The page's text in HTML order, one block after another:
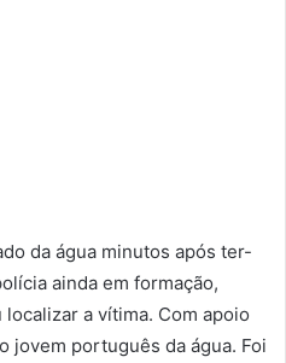
da água minutos após ter-
ainda em formação,
a vítima. Com apoio
jovem português da água. Foi